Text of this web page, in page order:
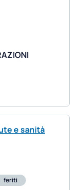
e sanità
feriti